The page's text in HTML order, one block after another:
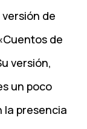
de
de
versión,
un poco
la presencia